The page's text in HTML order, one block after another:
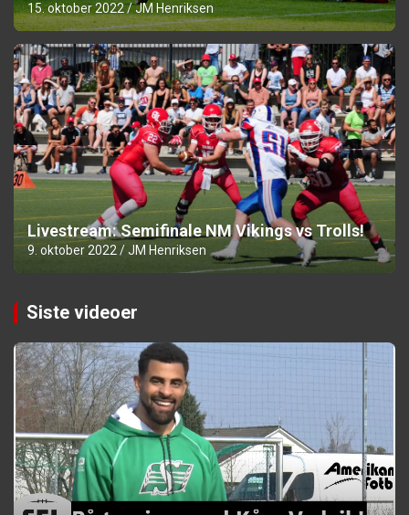
15. oktober 2022 JM Henriksen
Livestream: Semifinale NM Vikings vs Trolls!
9. oktober 2022 JM Henriksen
Siste videoer